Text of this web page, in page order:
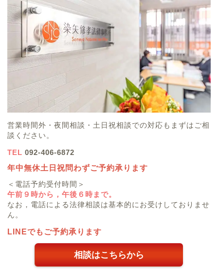
営業時間外・夜間相談・土日祝相談での対応もまずはご相
談ください。
TEL 092-406-6872
年中無休土日祝問わずご予約承ります
＜電話予約受付時間＞
午前９時から，午後６時まで。
なお，電話による法律相談は基本的にお受けしておりませ
ん。
LINEでもご予約承ります
相談はこちらから